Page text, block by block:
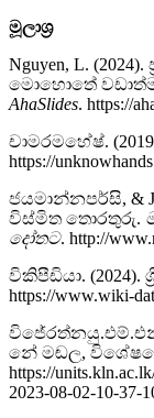
මූලාශ්‍ර
Nguyen, L.
මොහොතේ වඩාත්ම
AhaSlides. https://
චාමරමහේෂ්.
https://
ජයමාන්නපර්සි, &
විස්මිත තොරතුරු.
දෝතට. http://
විකිපීඩියා. (2024).
https://www.wiki-
නේ මඬල,
https://
2023-08-02-10-37-